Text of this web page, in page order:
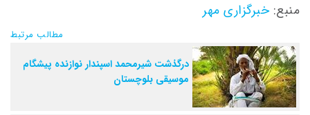
منبع:خبرگزاری مهر
مطالب مرتبط
درگذشت شیرمحمد اسپندار نوازنده پیشگام
موسیقی بلوچستان